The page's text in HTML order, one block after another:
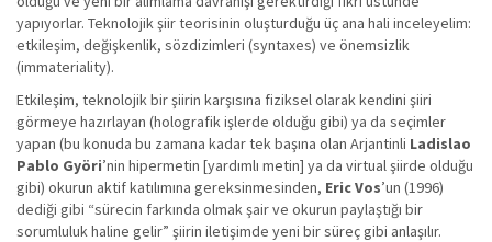
yapıyorlar. Teknolojik şiir teorisinin oluşturduğu üç ana hali inceleyelim:
etkileşim, değişkenlik, sözdizimleri (syntaxes) ve önemsizlik
(immateriality).
Etkileşim, teknolojik bir şiirin karşısına fiziksel olarak kendini şiiri
görmeye hazırlayan (holografik işlerde olduğu gibi) ya da seçimler
yapan (bu konuda bu zamana kadar tek başına olan Arjantinli Ladislao
Pablo Györi’nin hipermetin [yardımlı metin] ya da virtual şiirde olduğu
gibi) okurun aktif katılımına gereksinmesinden, Eric Vos’un (1996)
dediği gibi “sürecin farkında olmak şair ve okurun paylaştığı bir
sorumluluk haline gelir” şiirin iletişimde yeni bir süreç gibi anlaşılır.